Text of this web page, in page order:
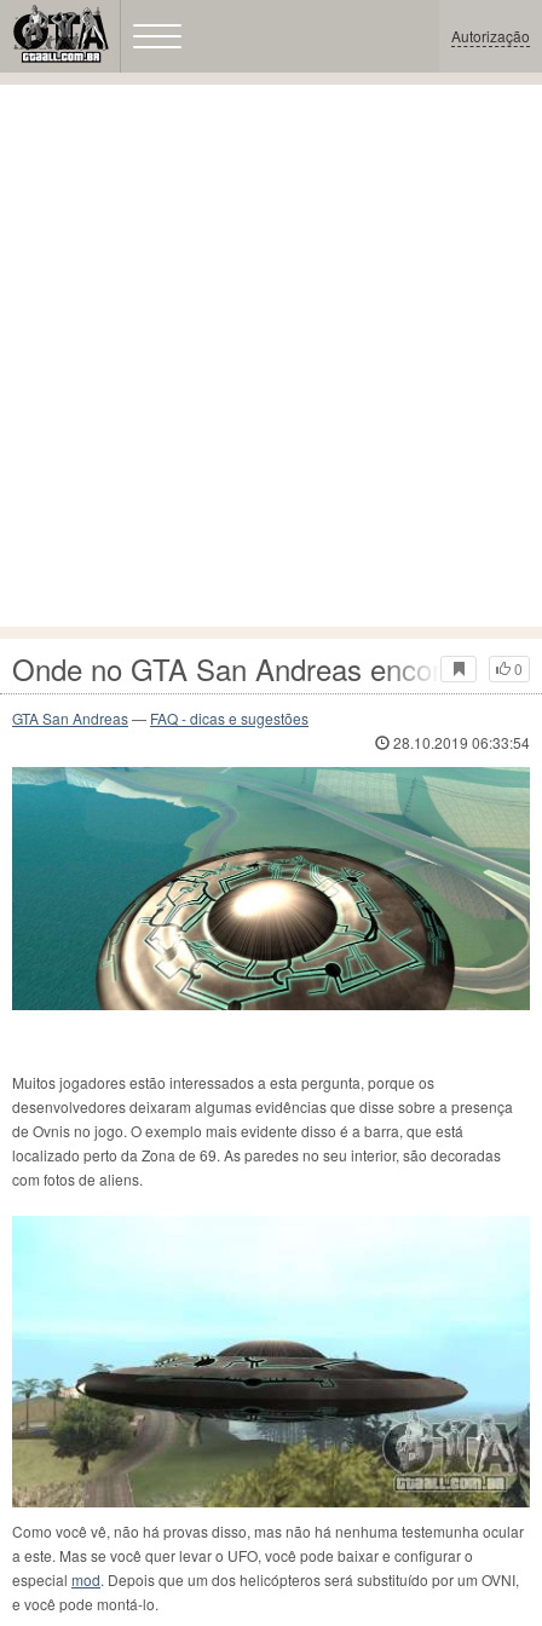
Autorização
0
Onde no GTA San Andreas encontrar o
GTA San Andreas— FAQ - dicas e sugestões
28.10.2019 06:33:54
Muitos jogadores estão interessados a esta pergunta, porque os
desenvolvedores deixaram algumas evidências que disse sobre a presença
de Ovnis no jogo. O exemplo mais evidente disso é a barra, que está
localizado perto da Zona de 69. As paredes no seu interior, são decoradas
com fotos de aliens.
Como você vê, não há provas disso, mas não há nenhuma testemunha ocular
a este. Mas se você quer levar o UFO, você pode baixar e configurar o
especial mod. Depois que um dos helicópteros será substituído por um OVNI,
e você pode montá-lo.